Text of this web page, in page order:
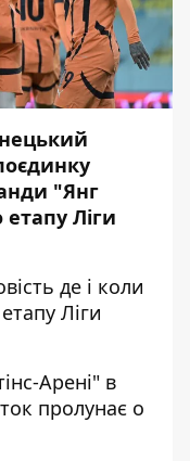
"Янг
Ліги
де і коли
Ліги
Арені" в
пролунає о